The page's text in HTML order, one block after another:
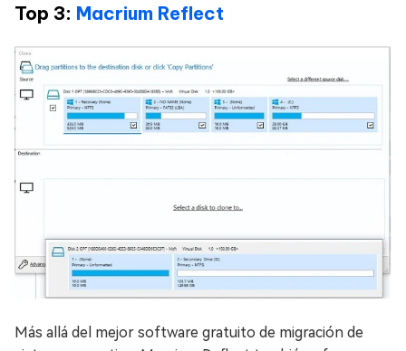
Top 3: Macrium Reflect
Más allá del mejor software gratuito de migración de